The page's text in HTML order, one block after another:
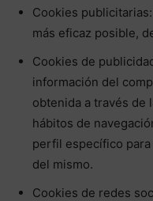
Cookies
más eficaz posible,
Cookies de
información del
obtenida a través de
hábitos de
perfil específico
del mismo.
Cookies de redes